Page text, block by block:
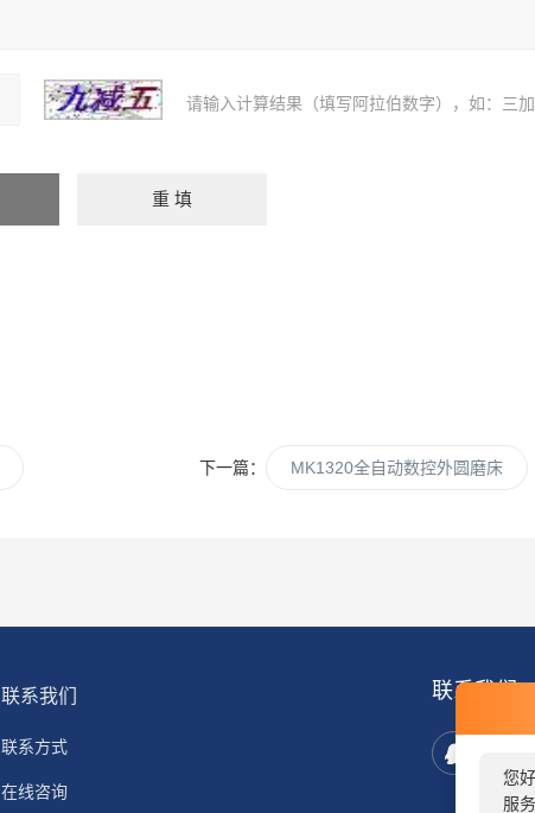
您
服
请输入计算结果（填写阿拉伯数字），如：三
下一篇： MK1320全自动数控外圆磨床
联系我们
联系方式
在线咨询
联系我们